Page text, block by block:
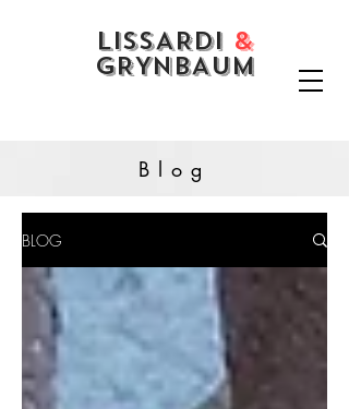
LISSARDI &
GRYNBAUM
Blog
BLOG